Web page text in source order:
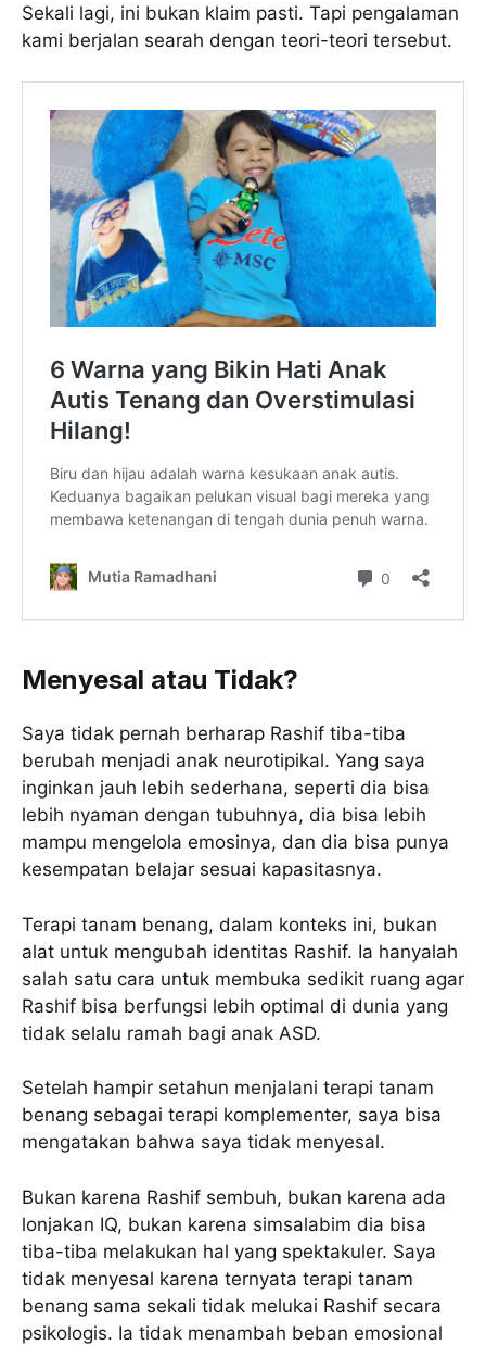
Sekali lagi, ini bukan klaim pasti. Tapi pengalaman
kami berjalan searah dengan teori-teori tersebut.
Menyesal atau Tidak?
Saya tidak pernah berharap Rashif tiba-tiba
berubah menjadi anak neurotipikal. Yang saya
inginkan jauh lebih sederhana, seperti dia bisa
lebih nyaman dengan tubuhnya, dia bisa lebih
mampu mengelola emosinya, dan dia bisa punya
kesempatan belajar sesuai kapasitasnya.
Terapi tanam benang, dalam konteks ini, bukan
alat untuk mengubah identitas Rashif. Ia hanyalah
salah satu cara untuk membuka sedikit ruang agar
Rashif bisa berfungsi lebih optimal di dunia yang
tidak selalu ramah bagi anak ASD.
Setelah hampir setahun menjalani terapi tanam
benang sebagai terapi komplementer, saya bisa
mengatakan bahwa saya tidak menyesal.
Bukan karena Rashif sembuh, bukan karena ada
lonjakan IQ, bukan karena simsalabim dia bisa
tiba-tiba melakukan hal yang spektakuler. Saya
tidak menyesal karena ternyata terapi tanam
benang sama sekali tidak melukai Rashif secara
psikologis. Ia tidak menambah beban emosional